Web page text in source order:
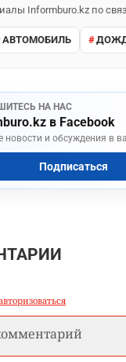
Informburo.kz по
АВТОМОБИЛЬ
НА НАС
в Facebook
новости и обсуждения в
Подписаться